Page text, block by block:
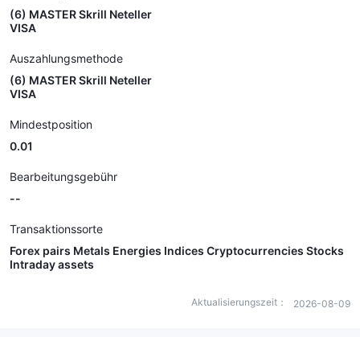
(6) MASTER Skrill Neteller
VISA
Auszahlungsmethode
(6) MASTER Skrill Neteller
VISA
Mindestposition
0.01
Bearbeitungsgebühr
--
Transaktionssorte
Forex pairs Metals Energies Indices Cryptocurrencies Stocks
Intraday assets
Aktualisierungszeit： 2026-08-09